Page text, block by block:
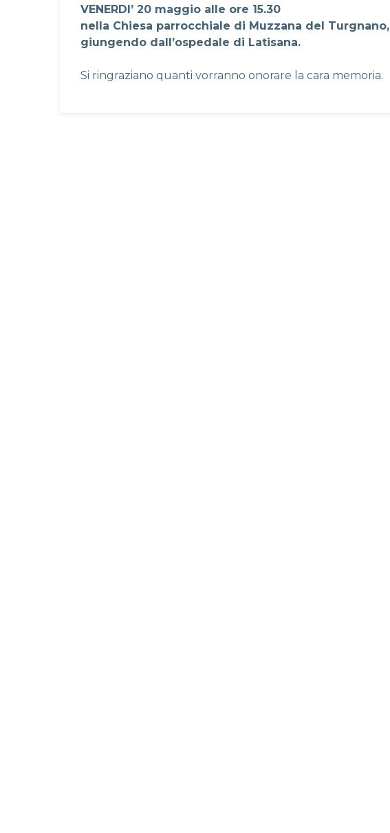
VENERDI’ 20 maggio alle ore 15.30
nella Chiesa parrocchiale di Muzzana del Turgnano,
giungendo dall’ospedale di Latisana.
Si ringraziano quanti vorranno onorare la cara memoria.